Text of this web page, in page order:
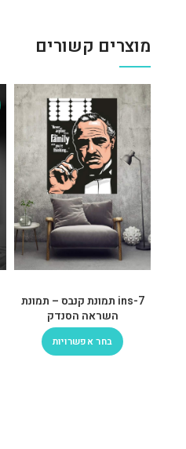
מוצרים קשורים
ins-7 תמונת קנבס – תמונת
השראה הסנדק
בחר אפשרויות